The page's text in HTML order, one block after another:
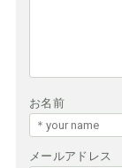
お名前
メールアドレス